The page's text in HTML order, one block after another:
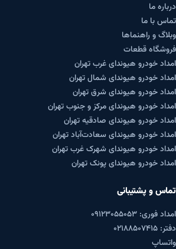
درباره ما
تماس با ما
وبلاگ و راهنماها
فروشگاه قطعات
امداد خودرو هیوندای غرب تهران
امداد خودرو هیوندای شمال تهران
امداد خودرو هیوندای شرق تهران
امداد خودرو هیوندای مرکز و جنوب تهران
امداد خودرو هیوندای صادقیه تهران
امداد خودرو هیوندای سعادت‌آباد تهران
امداد خودرو هیوندای شهرک غرب تهران
امداد خودرو هیوندای پونک تهران
تماس و پشتیبانی
امداد فوری: ۰۹۱۲۳۰۵۵۰۵۳
دفتر: ۰۲۱۸۸۵۰۷۴۱۵
واتساپ